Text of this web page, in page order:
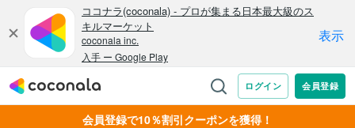
会員登録で10％割引クーポンを獲得！